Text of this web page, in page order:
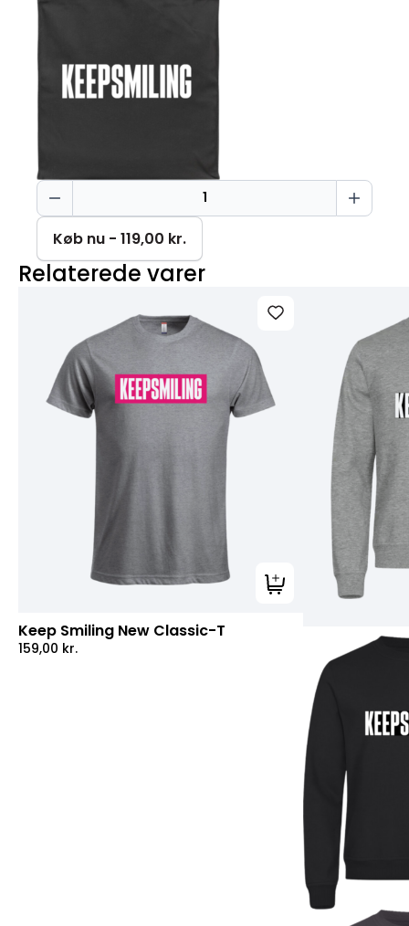
Keep
smiling
Bag
450
g
Køb nu - 119,00 kr.
Relaterede varer
Tilføj til kurv
Keep Smiling New Classic-T
159,00 kr.